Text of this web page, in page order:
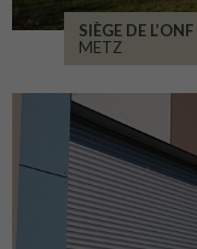
SIÈGE DE L’ONF
METZ